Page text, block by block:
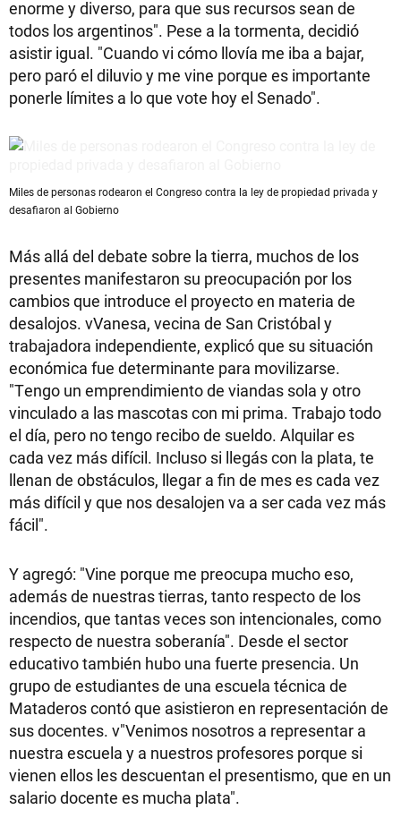
enorme y diverso, para que sus recursos sean de
todos los argentinos". Pese a la tormenta, decidió
asistir igual. "Cuando vi cómo llovía me iba a bajar,
pero paró el diluvio y me vine porque es importante
ponerle límites a lo que vote hoy el Senado".
Miles de personas rodearon el Congreso contra la ley de propiedad privada y
desafiaron al Gobierno
Más allá del debate sobre la tierra, muchos de los
presentes manifestaron su preocupación por los
cambios que introduce el proyecto en materia de
desalojos. vVanesa, vecina de San Cristóbal y
trabajadora independiente, explicó que su situación
económica fue determinante para movilizarse.
"Tengo un emprendimiento de viandas sola y otro
vinculado a las mascotas con mi prima. Trabajo todo
el día, pero no tengo recibo de sueldo. Alquilar es
cada vez más difícil. Incluso si llegás con la plata, te
llenan de obstáculos, llegar a fin de mes es cada vez
más difícil y que nos desalojen va a ser cada vez más
fácil".
Y agregó: "Vine porque me preocupa mucho eso,
además de nuestras tierras, tanto respecto de los
incendios, que tantas veces son intencionales, como
respecto de nuestra soberanía". Desde el sector
educativo también hubo una fuerte presencia. Un
grupo de estudiantes de una escuela técnica de
Mataderos contó que asistieron en representación de
sus docentes. v"Venimos nosotros a representar a
nuestra escuela y a nuestros profesores porque si
vienen ellos les descuentan el presentismo, que en un
salario docente es mucha plata".